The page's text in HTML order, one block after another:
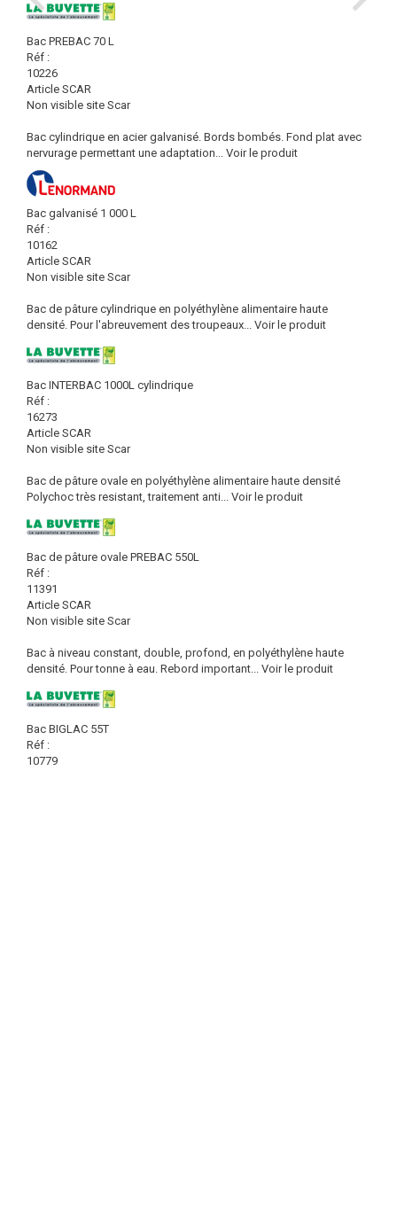
Bac PREBAC 70 L
Réf :
10226
Article SCAR
Non visible site Scar
Bac cylindrique en acier galvanisé. Bords bombés. Fond plat avec
nervurage permettant une adaptation... Voir le produit
Bac galvanisé 1 000 L
Réf :
10162
Article SCAR
Non visible site Scar
Bac de pâture cylindrique en polyéthylène alimentaire haute
densité. Pour l'abreuvement des troupeaux... Voir le produit
Bac INTERBAC 1000L cylindrique
Réf :
16273
Article SCAR
Non visible site Scar
Bac de pâture ovale en polyéthylène alimentaire haute densité
Polychoc très resistant, traitement anti... Voir le produit
Bac de pâture ovale PREBAC 550L
Réf :
11391
Article SCAR
Non visible site Scar
Bac à niveau constant, double, profond, en polyéthylène haute
densité. Pour tonne à eau. Rebord important... Voir le produit
Bac BIGLAC 55T
Réf :
10779